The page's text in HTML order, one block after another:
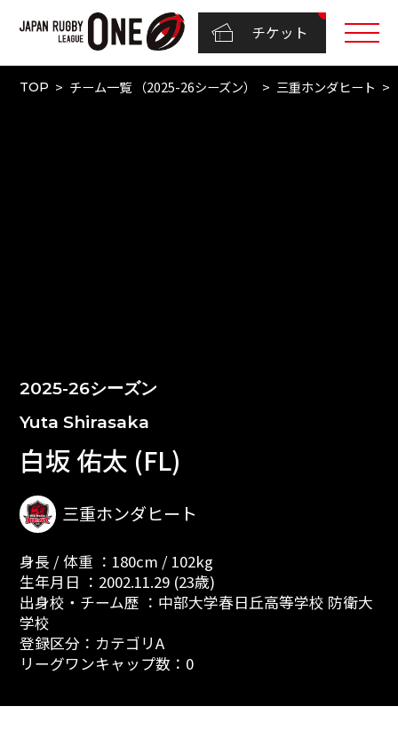
チケット
TOP チーム一覧 （2025-26シーズン） 三重ホンダヒート
2025-26シーズン
Yuta Shirasaka
白坂 佑太 (FL)
三重ホンダヒート
身長 / 体重 ：180cm / 102kg
生年月日 ：2002.11.29 (23歳)
出身校・チーム歴 ：中部大学春日丘高等学校 防衛大
学校
登録区分：カテゴリA
リーグワンキャップ数：0